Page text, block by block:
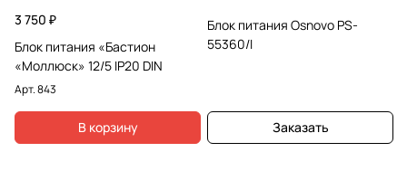
3 750 ₽
Блок питания «Бастион
«Моллюск» 12/5 IP20 DIN
Арт.843
В корзину
Блок питания Osnovo PS-
55360/I
Заказать